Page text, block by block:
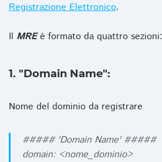
Registrazione Elettronico.
Il MREè formato da quattro sezioni:
1. "Domain Name":
Nome del dominio da registrare
##### 'Domain Name' #####
domain: <nome_dominio>